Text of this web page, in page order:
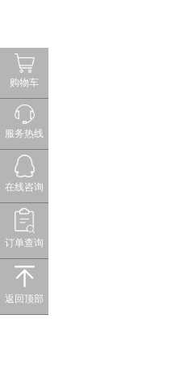
购物车
服务热线
在线咨询
订单查询
返回顶部